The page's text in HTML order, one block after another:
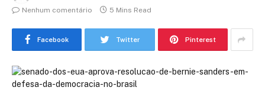
Nenhum comentário
5 Mins Read
Facebook Twitter Pinterest